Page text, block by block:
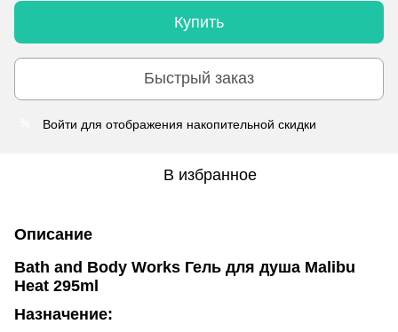
Купить
Быстрый заказ
Войти для отображения накопительной скидки
В избранное
Описание
Bath and Body Works Гель для душа Malibu
Heat 295ml
Назначение: